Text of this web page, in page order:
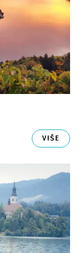
VIŠE